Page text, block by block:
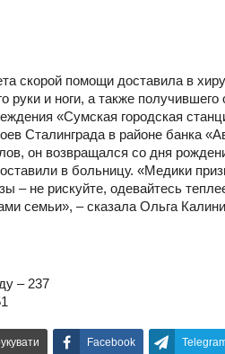
скорой помощи доставила в
руки и ноги, а также
«Сумская городская
Сталинграда в районе банка
он возвращался со дня
в больницу. «Медики
– не рискуйте, одевайтесь
семьи», – сказала Ольга
– 237
Facebook